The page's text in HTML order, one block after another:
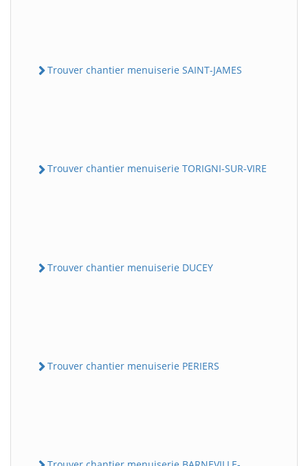
Trouver chantier menuiserie SAINT-JAMES
Trouver chantier menuiserie TORIGNI-SUR-VIRE
Trouver chantier menuiserie DUCEY
Trouver chantier menuiserie PERIERS